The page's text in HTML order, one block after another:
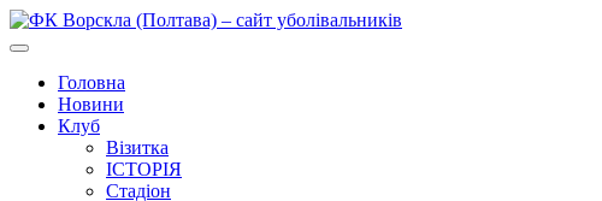
Головна
Новини
Клуб
Візитка
ІСТОРІЯ
Стадіон